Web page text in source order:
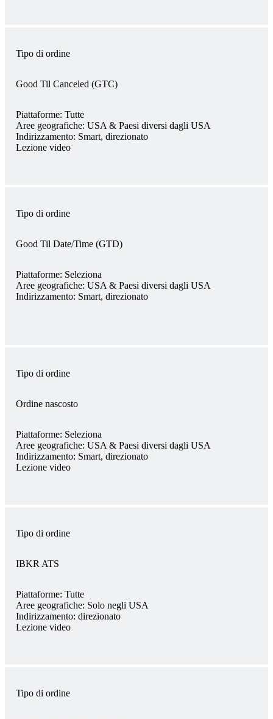
Tipo di ordine
Good Til Canceled (GTC)
Piattaforme: Tutte
Aree geografiche: USA & Paesi diversi dagli USA
Indirizzamento: Smart, direzionato
Lezione video
Tipo di ordine
Good Til Date/Time (GTD)
Piattaforme: Seleziona
Aree geografiche: USA & Paesi diversi dagli USA
Indirizzamento: Smart, direzionato
Tipo di ordine
Ordine nascosto
Piattaforme: Seleziona
Aree geografiche: USA & Paesi diversi dagli USA
Indirizzamento: Smart, direzionato
Lezione video
Tipo di ordine
IBKR ATS
Piattaforme: Tutte
Aree geografiche: Solo negli USA
Indirizzamento: direzionato
Lezione video
Tipo di ordine